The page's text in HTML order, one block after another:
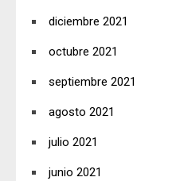
diciembre 2021
octubre 2021
septiembre 2021
agosto 2021
julio 2021
junio 2021